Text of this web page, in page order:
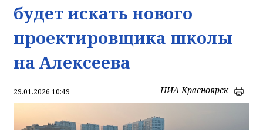
будет искать нового
проектировщика школы
на Алексеева
29.01.2026 10:49 НИА-Красноярск